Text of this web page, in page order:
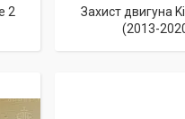
2
Захист двигуна
(2013-